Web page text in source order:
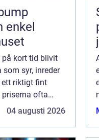
enkel
på kort tid blivit
syr, inreder
ett riktigt fint
priserna ofta
ro jämföra
04 augusti 2026